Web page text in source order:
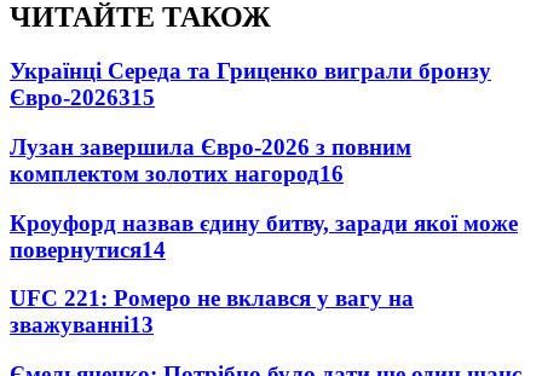
ЧИТАЙТЕ ТАКОЖ
Українці Середа та Гриценко виграли бронзу
Євро-2026315
Лузан завершила Євро-2026 з повним
комплектом золотих нагород16
Кроуфорд назвав єдину битву, заради якої може
повернутися14
UFC 221: Ромеро не вклався у вагу на
зважуванні13